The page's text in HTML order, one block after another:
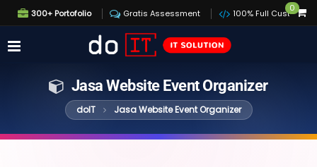
300+ Portofolio Gratis Assessment 100% Full Custom
0
Jasa Website Event Organizer
doIT Jasa Website Event Organizer